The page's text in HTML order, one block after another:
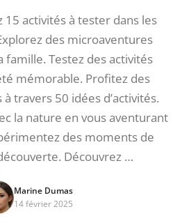
15 activités à tester dans les
des microaventures
famille. Testez des activités
mémorable. Profitez des
travers 50 idées d’activités.
la nature en vous aventurant
des moments de
Découvrez …
Marine Dumas
14 février 2025